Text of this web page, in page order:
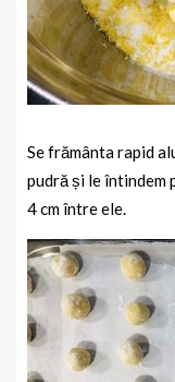
Se frământa rapid
pudră și le întindem
4 cm între ele.